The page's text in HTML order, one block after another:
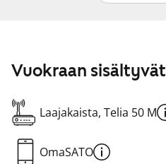
Vuokraan sisältyvät
Laajakaista, Telia 50 M
OmaSATO